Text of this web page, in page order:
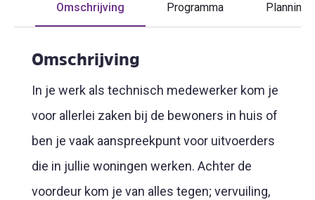
Omschrijving Programma Planning
Omschrijving
In je werk als technisch medewerker kom je
voor allerlei zaken bij de bewoners in huis of
ben je vaak aanspreekpunt voor uitvoerders
die in jullie woningen werken. Achter de
voordeur kom je van alles tegen; vervuiling,